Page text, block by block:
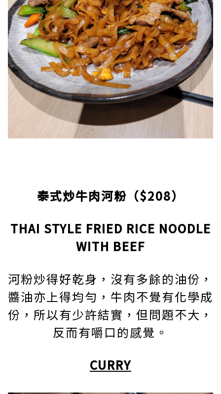
泰式炒牛肉河粉（$208）
THAI STYLE FRIED RICE NOODLE
WITH BEEF
河粉炒得好乾身，沒有多餘的油份，
醬油亦上得均勻，牛肉不覺有化學成
份，所以有少許結實，但問題不大，
反而有嚼口的感覺。
CURRY